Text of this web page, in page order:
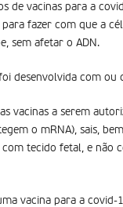
de vacinas para a
fazer com que a
sem afetar o ADN.
desenvolvida com ou
vacinas a serem
o mRNA), sais,
tecido fetal, e não
vacina para a